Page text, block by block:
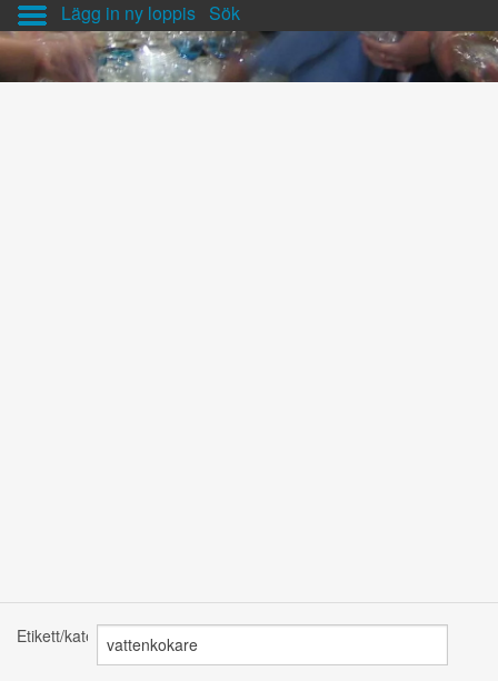
Lägg in ny loppis Sök
Etikett/kategori